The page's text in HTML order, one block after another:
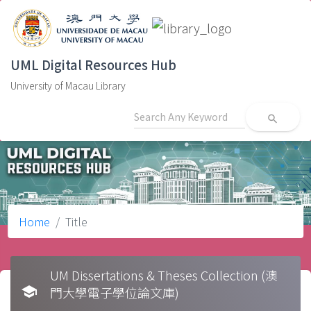
UML Digital Resources Hub
University of Macau Library
search
Home Title
school
UM Dissertations & Theses Collection (澳
門大學電子學位論文庫)